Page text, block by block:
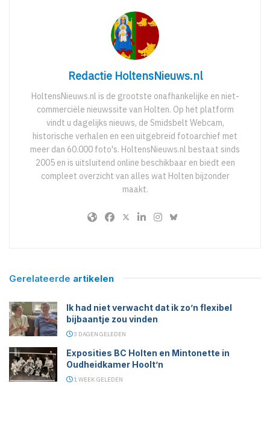
Redactie HoltensNieuws.nl
HoltensNieuws.nl is de grootste onafhankelijke en niet-
commerciële nieuwssite van Holten. Op het platform
vindt u dagelijks nieuws, de Smidsbelt Webcam,
historische verhalen en een uitgebreid fotoarchief met
meer dan 60.000 foto's. HoltensNieuws.nl bestaat sinds
2005 en is uitsluitend online beschikbaar en biedt een
compleet overzicht van alles wat Holten bijzonder
maakt.
Gerelateerde artikelen
Ik had niet verwacht dat ik zo’n flexibel
bijbaantje zou vinden
3 DAGEN GELEDEN
Exposities BC Holten en Mintonette in
Oudheidkamer Hoolt’n
1 WEEK GELEDEN